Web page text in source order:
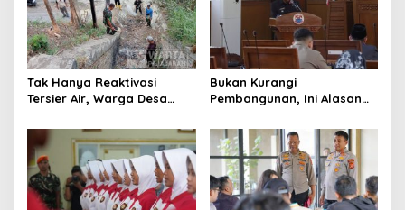
Tak Hanya Reaktivasi
Tersier Air, Warga Desa
Alternatif di Padalarang
Bukan Kurangi
Pembangunan, Ini Alasan
Pengurangan Belanja
Daerah